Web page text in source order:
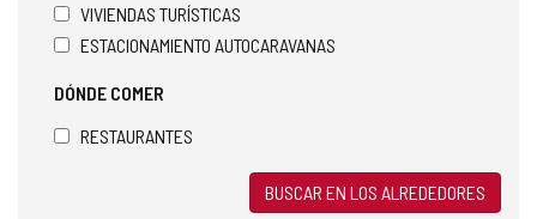
VIVIENDAS TURÍSTICAS
ESTACIONAMIENTO AUTOCARAVANAS
DÓNDE COMER
RESTAURANTES
BUSCAR EN LOS ALREDEDORES